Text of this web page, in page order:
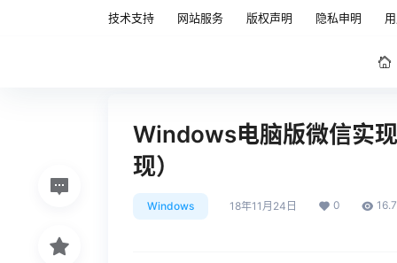
技术支持 网站服务 版权声明 隐私申明
Windows电脑版微信实
现）
Windows 18年11月24日 0